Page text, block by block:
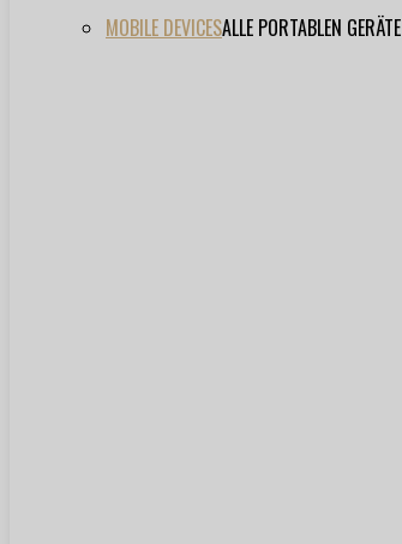
MOBILE DEVICESALLE PORTABLEN GERÄTE